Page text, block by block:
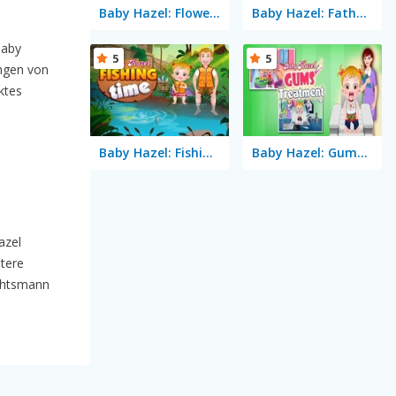
von
Baby Hazel: Flower Girl Baby Hazel: Fathers Day
Baby Hazel: Fishing Time
5
Baby Hazel: Gums Treatment
5